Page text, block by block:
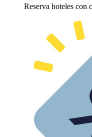
Reserva hoteles con